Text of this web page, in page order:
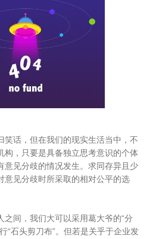
话，但在我们的现实生活当中，不
构，只要是具备独立思考意识的个体
意见分歧的情况发生。求同存异且少
意见分歧时所采取的相对公平的选
间，我们大可以采用葛大爷的“分
“石头剪刀布”。但若是关乎于企业发